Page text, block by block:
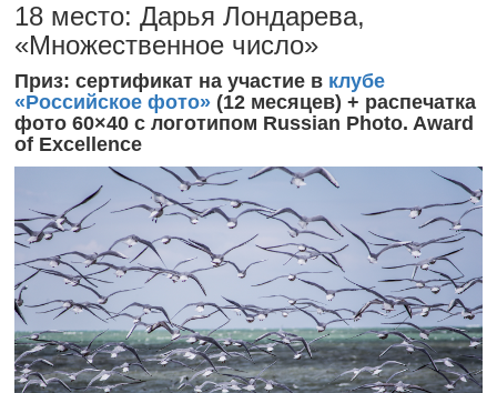
18 место: Дарья Лондарева,
«Множественное число»
Приз: сертификат на участие в клубе
«Российское фото» (12 месяцев) + распечатка
фото 60×40 с логотипом Russian Photo. Award
of Excellence